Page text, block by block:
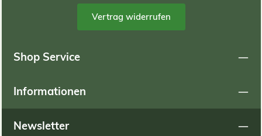
Vertrag widerrufen
Shop Service
Informationen
Newsletter